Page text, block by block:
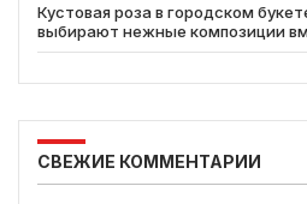
Кустовая роза в городском
выбирают нежные композиции
СВЕЖИЕ КОММЕНТАРИИ